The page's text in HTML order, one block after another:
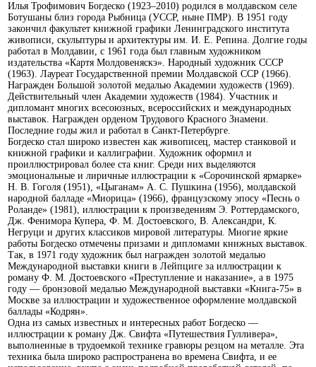
Илья Трофимович Богдеско (1923–2010) родился в молдавском селе
Ботушаны близ города Рыбница (УССР, ныне ПМР). В 1951 году
закончил факультет книжной графики Ленинградского института
живописи, скульптуры и архитектуры им. И. Е. Репина. Долгие годы
работал в Молдавии, с 1961 года был главным художником
издательства «Картя Молдовеняскэ». Народный художник СССР
(1963). Лауреат Государственной премии Молдавской ССР (1966).
Награжден Большой золотой медалью Академии художеств (1969).
Действительный член Академии художеств (1984). Участник и
дипломант многих всесоюзных, всероссийских и международных
выставок. Награжден орденом Трудового Красного Знамени.
Последние годы жил и работал в Санкт-Петербурге.
Богдеско стал широко известен как живописец, мастер станковой и
книжной графики и каллиграфии. Художник оформил и
проиллюстрировал более ста книг. Среди них выделяются
эмоциональные и лиричные иллюстрации к «Сорочинской ярмарке»
Н. В. Гоголя (1951), «Цыганам» А. С. Пушкина (1956), молдавской
народной балладе «Миорица» (1966), французскому эпосу «Песнь о
Роланде» (1981), иллюстрации к произведениям Э. Роттердамского,
Дж. Фенимора Купера, Ф. М. Достоевского, В. Александри, К.
Негруци и других классиков мировой литературы. Многие яркие
работы Богдеско отмечены призами и дипломами книжных выставок.
Так, в 1971 году художник был награжден золотой медалью
Международной выставки книги в Лейпциге за иллюстрации к
роману Ф. М. Достоевского «Преступление и наказание», а в 1975
году — бронзовой медалью Международной выставки «Книга-75» в
Москве за иллюстрации и художественное оформление молдавской
баллады «Кодрян».
Одна из самых известных и интересных работ Богдеско —
иллюстрации к роману Дж. Свифта «Путешествия Гулливера»,
выполненные в трудоемкой технике гравюры резцом на металле. Эта
техника была широко распространена во времена Свифта, и ее